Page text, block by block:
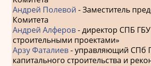
Андрей Полевой - Заместитель
Комитета
Андрей Алферов- директор СПБ
строительными проектами»
Арзу Фаталиев- управляющий СПб
капитального строительства и